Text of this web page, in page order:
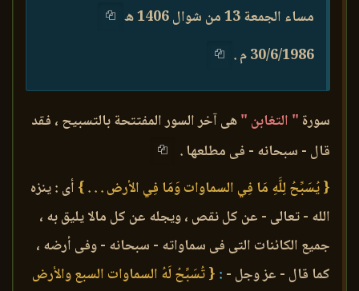
مساء الجمعة 13 من شوال 1406 ه
30/6/1986 م .
سورة " التغابن "هى آخر السور المفتتحة بالتسبيح ، فقد
قال - سبحانه - فى مطلعها .
{ يُسَبِّحُ لِلَّهِ مَا فِي السماوات وَمَا فِي الأرض . . . } أى : ينزه
الله - تعالى - عن كل نقص ، ويجله عن كل مالا يليق به ،
جميع الكائنات التى فى سماواته - سبحانه - وفى أرضه ،
كما قال - عز وجل - : { تُسَبِّحُ لَهُ السماوات السبع والأرض